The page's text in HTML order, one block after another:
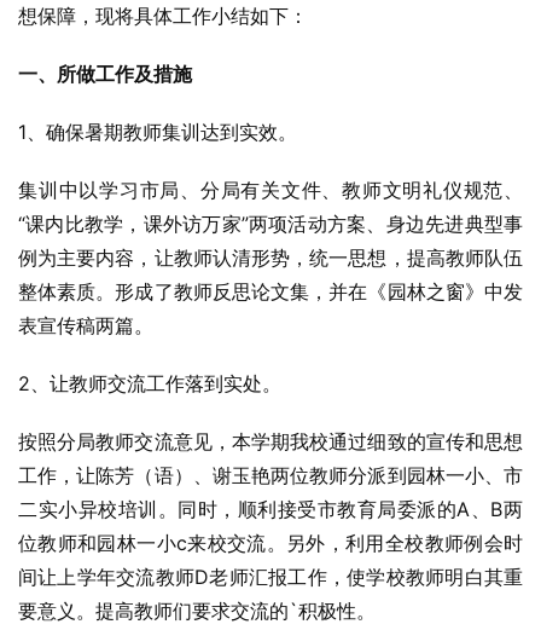
想保障，现将具体工作小结如下：
一、所做工作及措施
1、确保暑期教师集训达到实效。
集训中以学习市局、分局有关文件、教师文明礼仪规范、
“课内比教学，课外访万家”两项活动方案、身边先进典型事
例为主要内容，让教师认清形势，统一思想，提高教师队伍
整体素质。形成了教师反思论文集，并在《园林之窗》中发
表宣传稿两篇。
2、让教师交流工作落到实处。
按照分局教师交流意见，本学期我校通过细致的宣传和思想
工作，让陈芳（语）、谢玉艳两位教师分派到园林一小、市
二实小异校培训。同时，顺利接受市教育局委派的A、B两
位教师和园林一小c来校交流。另外，利用全校教师例会时
间让上学年交流教师D老师汇报工作，使学校教师明白其重
要意义。提高教师们要求交流的`积极性。